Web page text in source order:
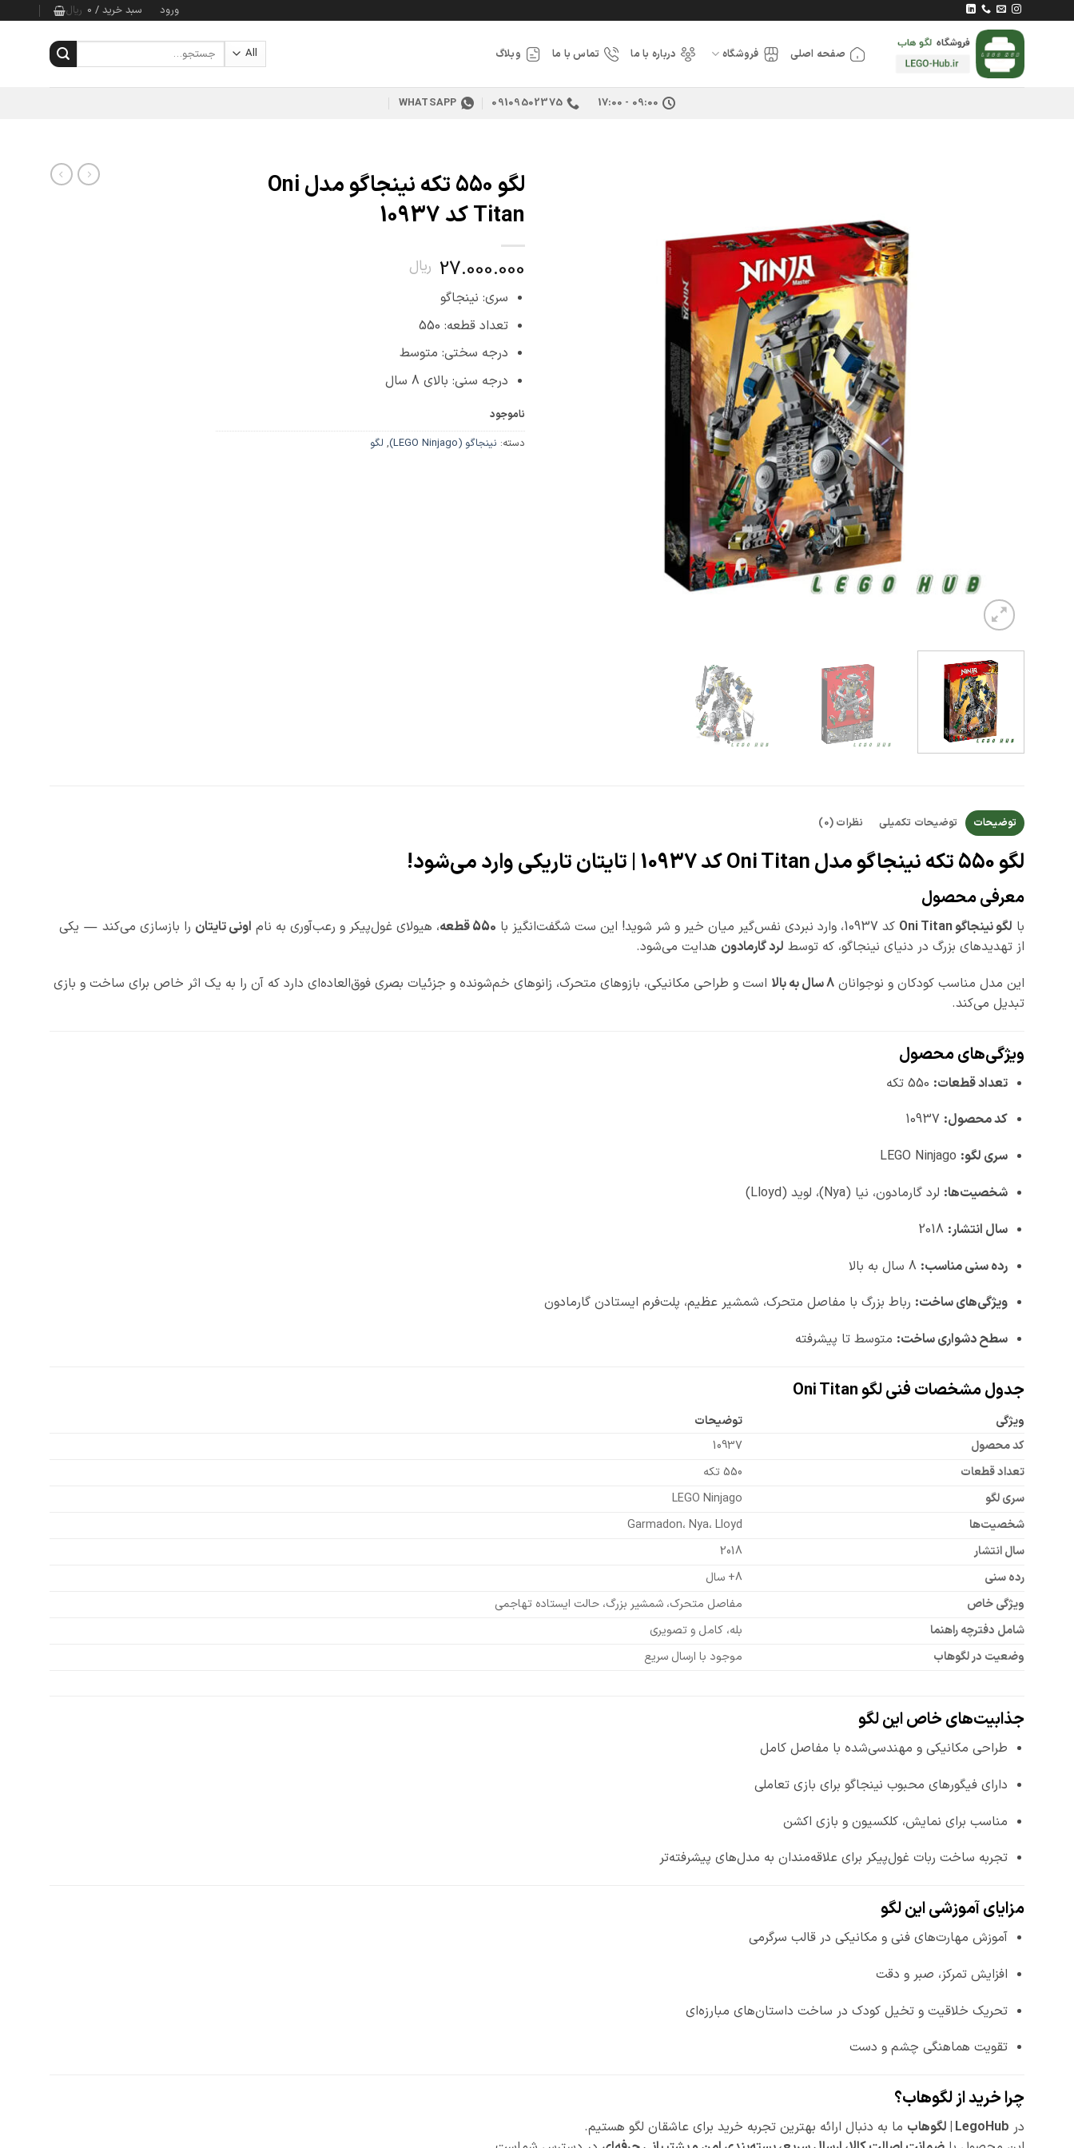
ورود سبد خرید / 0 ریال
صفحه اصلی فروشگاه درباره با ما تماس با ما وبلاگ
برای:
09:00 - 17:00
09109502375
WHATSAPP
لگو 550 تکه نینجاگو مدل Oni
Titan کد 10937
27.000.000 ریال
سری: نینجاگو
تعداد قطعه: 550
درجه سختی: متوسط
درجه سنی: بالای 8 سال
ناموجود
دسته: نینجاگو (LEGO Ninjago) , لگو
توضیحات توضیحات تکمیلی نظرات (0)
لگو 550 تکه نینجاگو مدل Oni Titan کد 10937 | تایتان تاریکی وارد می‌شود!
معرفی محصول
با لگو نینجاگو Oni Titan کد 10937، وارد نبردی نفس‌گیر میان خیر و شر شوید! این ست شگفت‌انگیز با 550 قطعه ، هیولای غول‌پیکر و رعب‌آوری به نام اونی تایتان را بازسازی می‌کند — یکی
از تهدیدهای بزرگ در دنیای نینجاگو، که توسط لرد گارمادون هدایت می‌شود.
این مدل مناسب کودکان و نوجوانان 8 سال به بالا
است و طراحی مکانیکی، بازوهای متحرک، زانوهای خم‌شونده و جزئیات بصری فوق‌العاده‌ای دارد که آن را به یک اثر خاص برای ساخت و بازی
تبدیل می‌کند.
ویژگی‌های محصول
تعداد قطعات:
کد محصول:
سری لگو:
شخصیت‌ها: لرد گارمادون، نیا (Nya)، لوید (Lloyd)
سال انتشار:
رده سنی مناسب:
ویژگی‌های ساخت: رباط بزرگ با مفاصل متحرک، شمشیر عظیم، پلت‌فرم ایستادن گارمادون
سطح دشواری ساخت: متوسط تا پیشرفته
جدول مشخصات فنی لگو Oni Titan
ویژگی
توضیحات
کد محصول
10937
تعداد قطعات
550 تکه
سری لگو
LEGO Ninjago
شخصیت‌ها
Garmadon، Nya، Lloyd
سال انتشار
2018
رده سنی
8+ سال
ویژگی خاص
مفاصل متحرک، شمشیر بزرگ، حالت ایستاده تهاجمی
شامل دفترچه راهنما
بله، کامل و تصویری
وضعیت در لگوهاب
موجود با ارسال سریع
جذابیت‌های خاص این لگو
طراحی مکانیکی و مهندسی‌شده با مفاصل کامل
دارای فیگورهای محبوب نینجاگو برای بازی تعاملی
مناسب برای نمایش، کلکسیون و بازی اکشن
تجربه ساخت ربات غول‌پیکر برای علاقه‌مندان به مدل‌های پیشرفته‌تر
مزایای آموزشی این لگو
آموزش مهارت‌های فنی و مکانیکی در قالب سرگرمی
افزایش تمرکز، صبر و دقت
تحریک خلاقیت و تخیل کودک در ساخت داستان‌های مبارزه‌ای
تقویت هماهنگی چشم و دست
چرا خرید از لگوهاب؟
در LegoHub | لگوهاب
ما به دنبال ارائه بهترین تجربه خرید برای عاشقان لگو هستیم.